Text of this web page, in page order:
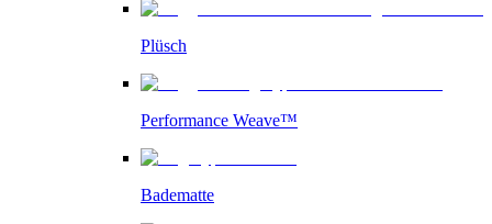
Plüsch
Performance Weave™
Badematte